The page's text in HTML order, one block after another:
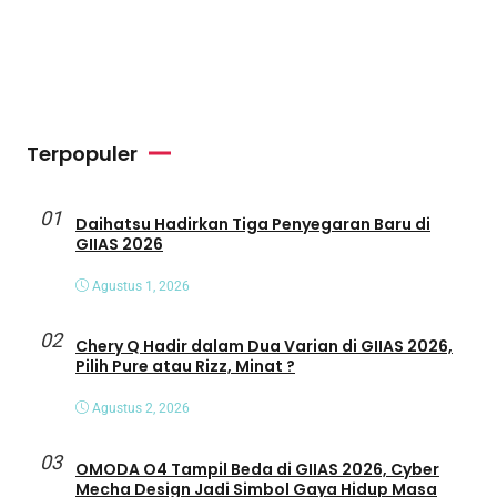
Terpopuler
01
Daihatsu Hadirkan Tiga Penyegaran Baru di
GIIAS 2026
Agustus 1, 2026
02
Chery Q Hadir dalam Dua Varian di GIIAS 2026,
Pilih Pure atau Rizz, Minat ?
Agustus 2, 2026
03
OMODA O4 Tampil Beda di GIIAS 2026, Cyber
Mecha Design Jadi Simbol Gaya Hidup Masa